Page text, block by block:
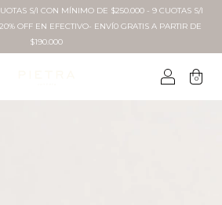
S/I CON MÍNIMO DE $250.000 - 9 CUOTAS S/I
OFF EN EFECTIVO- ENVÍ0 GRATIS A PARTIR DE
$190.000
0